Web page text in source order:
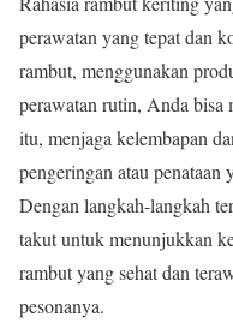
perawatan yang tepat dan
rambut, menggunakan
perawatan rutin, Anda bisa
itu, menjaga kelembapan
pengeringan atau penataan
Dengan langkah-langkah
takut untuk menunjukkan
rambut yang sehat dan
pesonanya.